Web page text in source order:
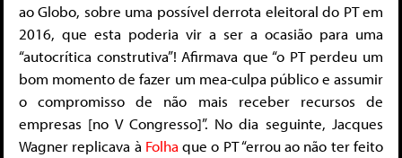
ao Globo, sobre uma possível derrota eleitoral do PT em
2016, que esta poderia vir a ser a ocasião para uma
“autocrítica construtiva”! Afirmava que “o PT perdeu um
bom momento de fazer um mea-culpa público e assumir
o compromisso de não mais receber recursos de
empresas [no V Congresso]”. No dia seguinte, Jacques
Wagner replicava à Folha que o PT “errou ao não ter feito